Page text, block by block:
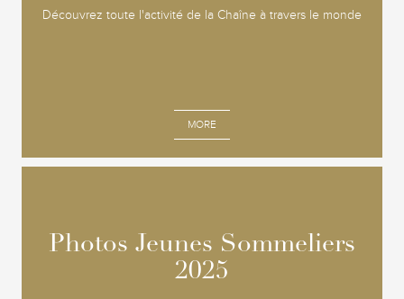
Découvrez toute l'activité de la Chaîne à travers le monde
MORE
Photos Jeunes Sommeliers
2025
Photos Jeunes Sommeliers
2025